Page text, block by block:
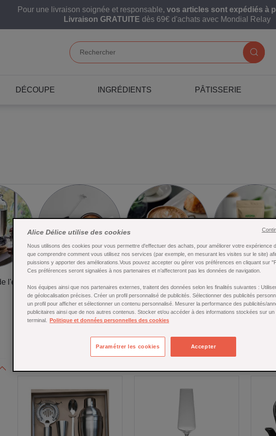
Pour une livraison soignée et responsable, vos articles sont expédiés à
Livraison GRATUITE dès 69€ d'achats avec Mondial Relay
DÉCOUPE INGRÉDIENTS PÂTISSERIE
l'eau
glacé
Alice Délice utilise des cookies
Nous utilisons des cookies pour vous permettre d'effectuer des achats, pour améliorer votre expérience
que comprendre comment vous utilisez nos services (par exemple, en mesurant les visites sur le site)
puissions y apporter des améliorations.Vous pouvez accepter ou gérer vos préférences en cliquant sur
Ces préférences seront signalées à nos partenaires et n’affecteront pas les données de navigation.
Nos équipes ainsi que nos partenaires externes, traitent des données selon les finalités suivantes :
de géolocalisation précises. Créer un profil personnalisé de publicités. Sélectionner des publicités
un profil pour afficher et sélectionner un contenu personnalisé. Mesurer la performance des publicités/
publicitaires ainsi que de nos autres contenus. Stocker et/ou accéder à des informations stockées sur un
terminal.
Politique et données personnelles des cookies
Accepter
Paramétrer les cookies